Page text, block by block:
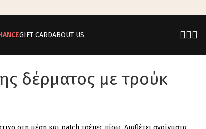
GIFT CARDABOUT US
δέρματος με τρούκ
στη μέση και patch τσέπες πίσω. Διαθέτει ανοίγματα